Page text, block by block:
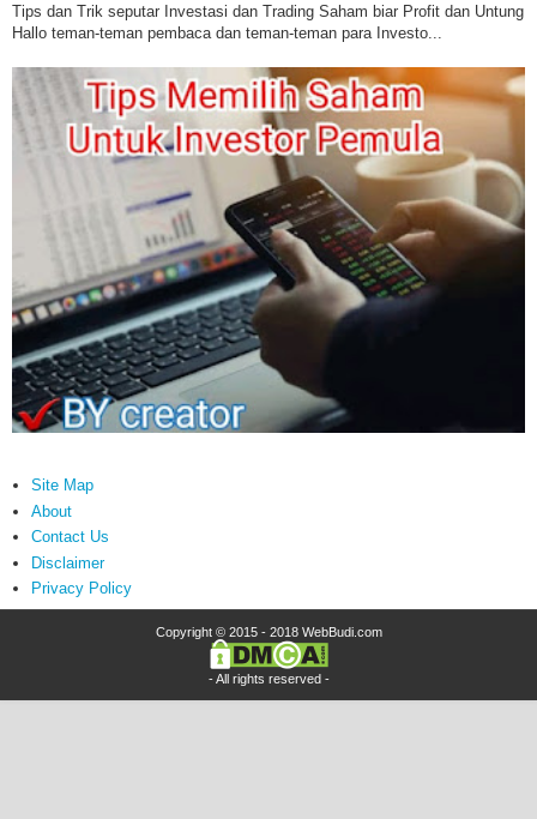
Tips dan Trik seputar Investasi dan Trading Saham biar Profit dan Untung
Hallo teman-teman pembaca dan teman-teman para Investo...
Site Map
About
Contact Us
Disclaimer
Privacy Policy
Copyright © 2015 - 2018 WebBudi.com
- All rights reserved -